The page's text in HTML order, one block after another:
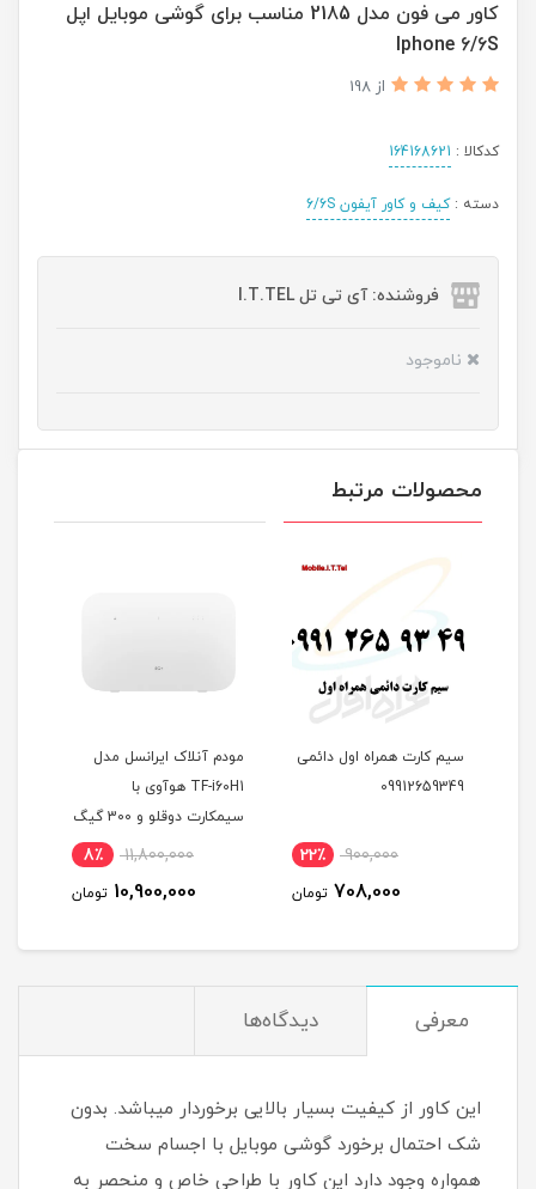
کاور می فون مدل 2185 مناسب برای گوشی موبایل اپل
Iphone 6/6S
از 198
کدکالا : 164168621
دسته :کیف و کاور آیفون 6/6S
فروشنده: آی تی تل I.T.TEL
ناموجود
محصولات مرتبط
سیم کارت همراه اول دائمی
09912659349
900,000 22٪
708,000 تومان
مودم آنلاک ایرانسل مدل
TF-i60H1 هوآوی با
سیمکارت دوقلو و 300 گیگ
اینترنت یکساله
11,800,000 8٪
10,900,000 تومان
معرفی دیدگاه‌ها
این کاور از کیفیت بسیار بالایی برخوردار میباشد. بدون
شک احتمال برخورد گوشی موبایل با اجسام سخت
همواره وجود دارد این کاور با طراحی خاص و منحصر به